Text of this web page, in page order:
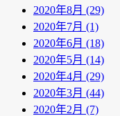
2020年8月 (29)
2020年7月 (1)
2020年6月 (18)
2020年5月 (14)
2020年4月 (29)
2020年3月 (44)
2020年2月 (7)